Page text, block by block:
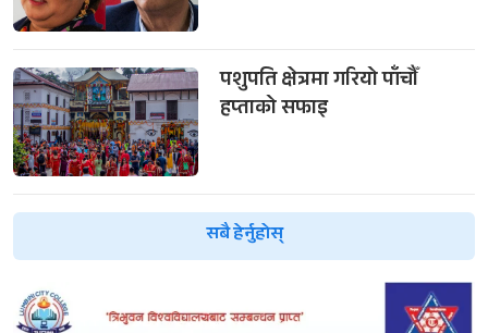
पशुपति क्षेत्रमा गरियो पाँचौँ
हप्ताको सफाइ
सबै हेर्नुहोस्